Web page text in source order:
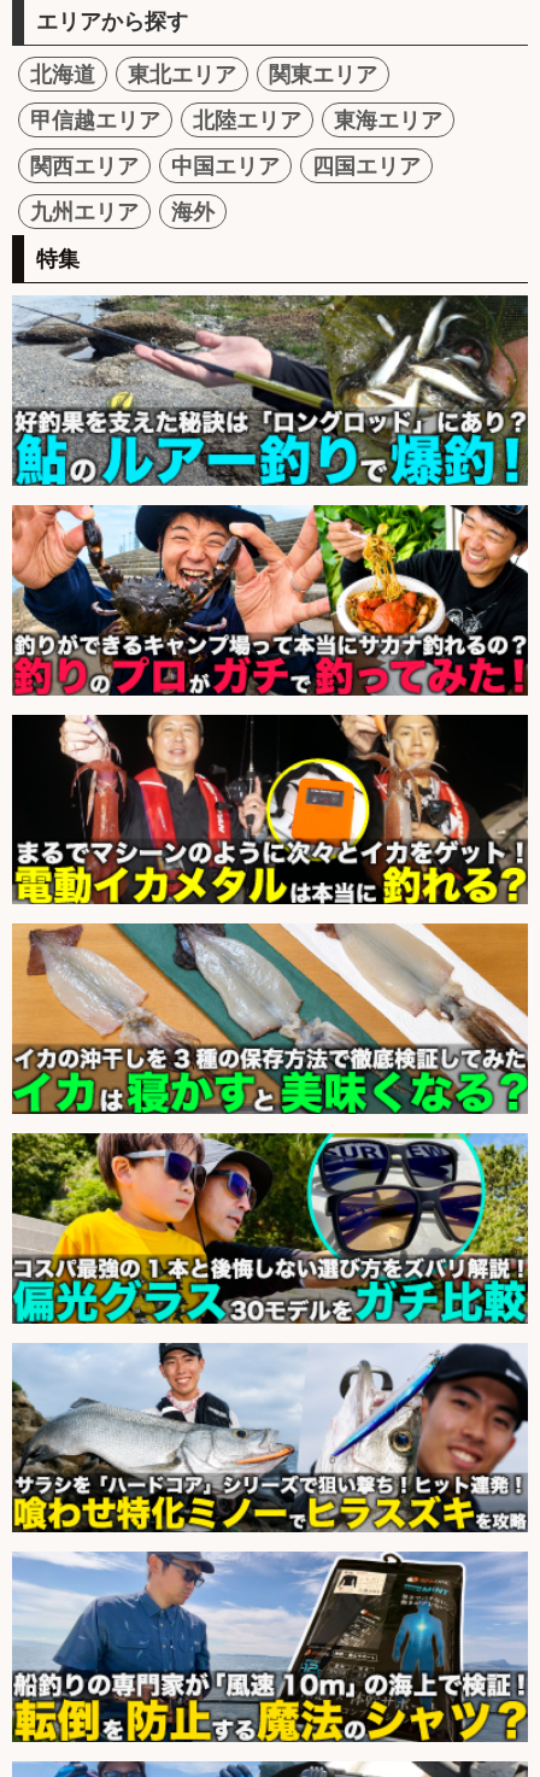
エリアから探す
北海道 東北エリア
関東エリア
甲信越エリア
北陸エリア
東海エリア
関西エリア
中国エリア
四国エリア
九州エリア
海外
特集